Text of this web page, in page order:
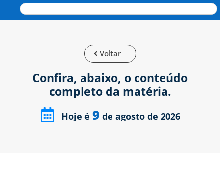
Voltar
Confira, abaixo, o conteúdo
completo da matéria.
Hoje é 9 de agosto de 2026